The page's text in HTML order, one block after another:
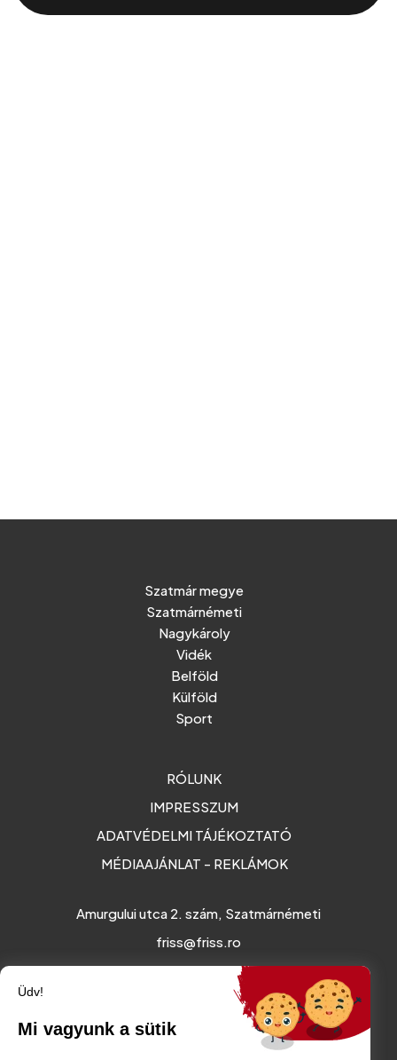
Szatmár megye
Szatmárnémeti
Nagykároly
Vidék
Belföld
Külföld
Sport
RÓLUNK
IMPRESSZUM
ADATVÉDELMI TÁJÉKOZTATÓ
MÉDIAAJÁNLAT - REKLÁMOK
Amurgului utca 2. szám, Szatmárnémeti
friss@friss.ro
Üdv!
Mi vagyunk a sütik